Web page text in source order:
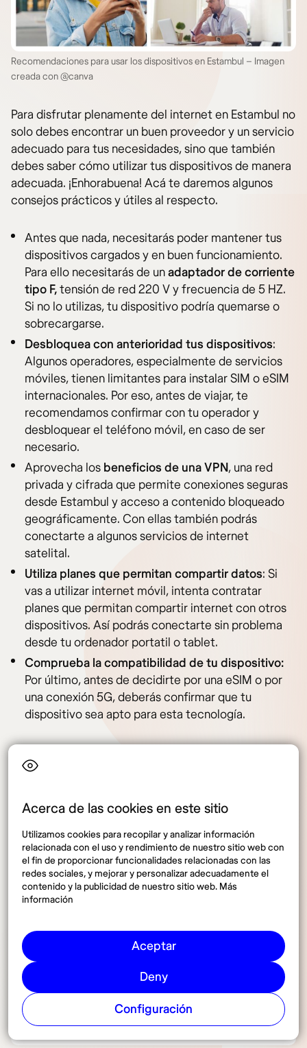
Acerca de las cookies en este sitio
Utilizamos cookies para recopilar y analizar información
relacionada con el uso y rendimiento de nuestro sitio web con
el fin de proporcionar funcionalidades relacionadas con las
redes sociales, y mejorar y personalizar adecuadamente el
contenido y la publicidad de nuestro sitio web. Más
información
Aceptar
Deny
Configuración
Recomendaciones para usar los dispositivos en Estambul – Imagen
creada con @canva
Para disfrutar plenamente del internet en Estambul no
solo debes encontrar un buen proveedor y un servicio
adecuado para tus necesidades, sino que también
debes saber cómo utilizar tus dispositivos de manera
adecuada. ¡Enhorabuena! Acá te daremos algunos
consejos prácticos y útiles al respecto.
Antes que nada, necesitarás poder mantener tus
dispositivos cargados y en buen funcionamiento.
Para ello necesitarás de unadaptador de corriente
tipo F,tensión de red 220 V y frecuencia de 5 HZ.
Si no lo utilizas, tu dispositivo podría quemarse o
sobrecargarse.
Desbloquea con anterioridad tus dispositivos:
Algunos operadores, especialmente de servicios
móviles, tienen limitantes para instalar SIM o eSIM
internacionales. Por eso, antes de viajar, te
recomendamos confirmar con tu operador y
desbloquear el teléfono móvil, en caso de ser
necesario.
Aprovecha los beneficios de una VPN, una red
privada y cifrada que permite conexiones seguras
desde Estambul y acceso a contenido bloqueado
geográficamente. Con ellas también podrás
conectarte a algunos servicios de internet
satelital.
Utiliza planes que permitan compartir datos: Si
vas a utilizar internet móvil, intenta contratar
planes que permitan compartir internet con otros
dispositivos. Así podrás conectarte sin problema
desde tu ordenador portatil o tablet.
Comprueba la compatibilidad de tu dispositivo:
Por último, antes de decidirte por una eSIM o por
una conexión 5G, deberás confirmar que tu
dispositivo sea apto para esta tecnología.
Preguntas frecuentes sobre
el internet en Estambul
¿Cuáles son las compañías de internet
¿Qué redes están disponibles en
¿Hay internet fijo satelital en Estambul?